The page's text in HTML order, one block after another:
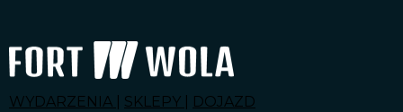
WYDARZENIA SKLEPY
DOJAZD